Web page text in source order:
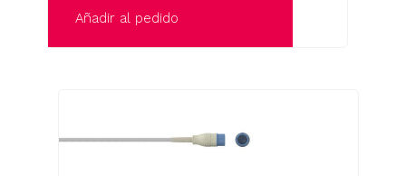
Añadir al pedido